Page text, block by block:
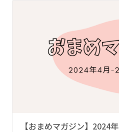
【おまめマガジン】2024年